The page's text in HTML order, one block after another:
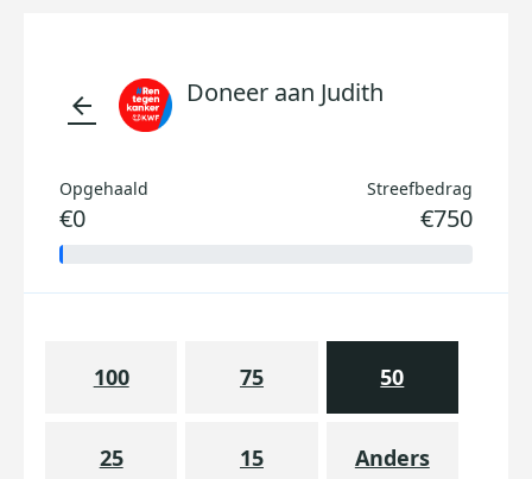
arrow_back Doneer aan Judith
Opgehaald
€0
Streefbedrag
€750
100 75 50
25 15 Anders